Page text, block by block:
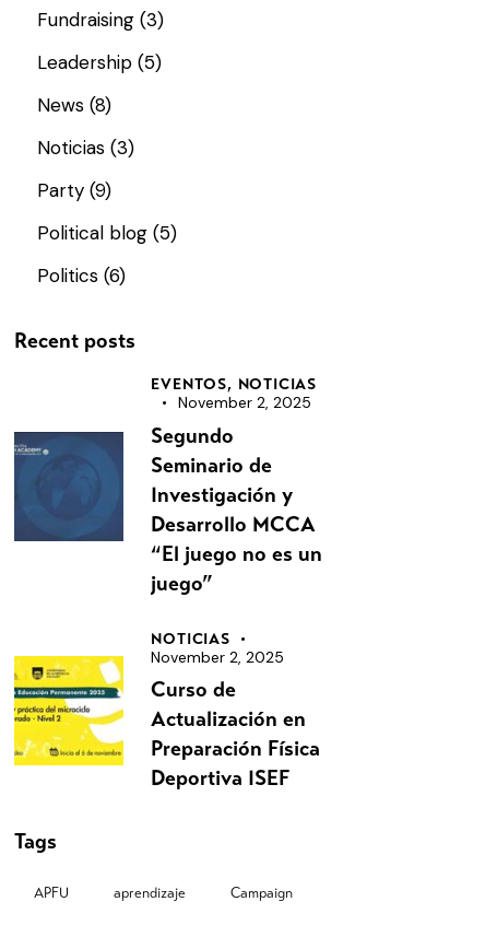
Fundraising(3)
Leadership(5)
News(8)
Noticias(3)
Party(9)
Political blog(5)
Politics(6)
Recent posts
EVENTOS, NOTICIAS
November 2, 2025
Segundo
Seminario de
Investigación y
Desarrollo MCCA
“El juego no es un
juego”
NOTICIAS
November 2, 2025
Curso de
Actualización en
Preparación Física
Deportiva ISEF
Tags
APFU aprendizaje Campaign